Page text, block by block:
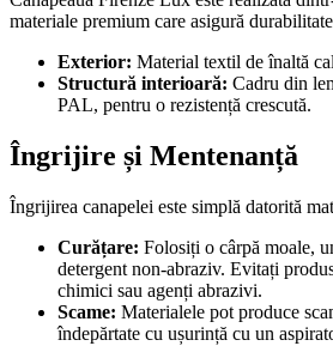
materiale premium care asigură
Exterior: Material textil de înaltă
Structură interioară: Cadru din
PAL, pentru o rezistență crescută.
Îngrijire și Mentenanță
Îngrijirea canapelei este simplă datorită
Curățare: Folosiți o cârpă moale,
detergent non-abraziv. Evitați
chimici sau agenți abrazivi.
Scame: Materialele pot produce
îndepărtate cu ușurință cu un